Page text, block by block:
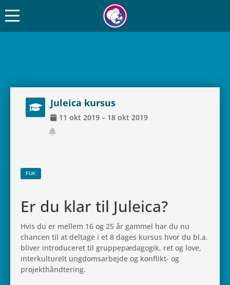
Juleica kursus
11 okt 2019 – 18 okt 2019
FUK
Er du klar til Juleica?
Hvis du er mellem 16 og 25 år gammel har du nu
chan­cen til at del­tage i et 8 dages kursus hvor du bl.a.
bliver intro­du­ce­ret til grup­pe­pæ­da­go­gik, ret og love,
inter­kul­tu­relt ung­doms­ar­bejde og kon­flikt- og
projekthåndtering.